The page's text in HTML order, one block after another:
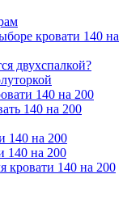
кровати 140 на
двухспалкой?
140 на 200
140 на 200
140 на 200
140 на 200
кровати 140 на 200